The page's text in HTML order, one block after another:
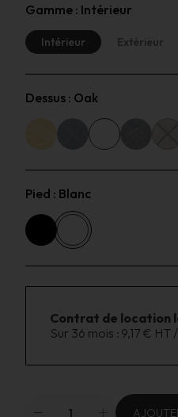
Gamme : Intérieur
Intérieur Extérieur
Dessus : Oak
Pied : Blanc
Contrat de location
Sur 36 mois : 9,17 € HT